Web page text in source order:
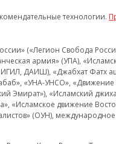
технологии.
(«Легион Свобода
армия» (УПА),
ДАИШ), «Джабхат Фатх
«УНА-УНСО», «Движение
Эмират»), «Исламский
«Исламское движение
(ОУН),